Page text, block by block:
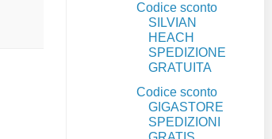
Codice sconto
SILVIAN
HEACH
SPEDIZIONE
GRATUITA
Codice sconto
GIGASTORE
SPEDIZIONI